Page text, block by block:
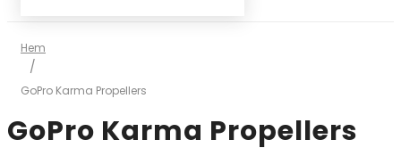
Hem
/
GoPro Karma Propellers
GoPro Karma Propellers